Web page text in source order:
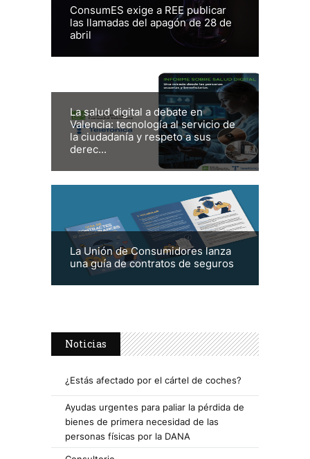
ConsumES exige a REE publicar
las llamadas del apagón de 28 de
abril
La salud digital a debate en
Valencia: tecnología al servicio de
la ciudadanía y respeto a sus
derec...
La Unión de Consumidores lanza
una guía de contratos de seguros
Noticias
¿Estás afectado por el cártel de coches?
Ayudas urgentes para paliar la pérdida de
bienes de primera necesidad de las
personas físicas por la DANA